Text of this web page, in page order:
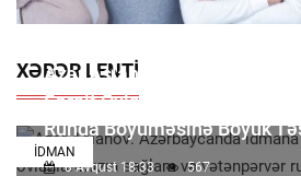
XƏBƏR LENTI
İDMAN
Azər Aslanov: Azərbaycanda
Şərait Övladlarımızın
Ruhda Böyüməsinə Böyük
8 Avqust 18:33 567